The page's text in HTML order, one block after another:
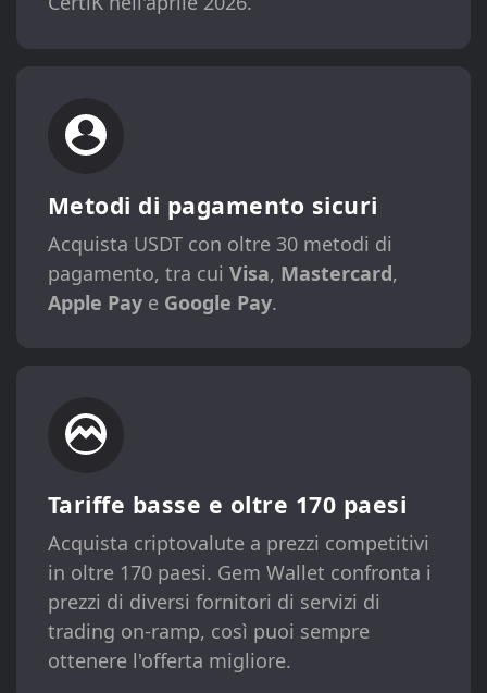
Metodi di pagamento sicuri
Acquista USDT con oltre 30 metodi di
pagamento, tra cui Visa, Mastercard,
Apple Paye Google Pay.
Tariffe basse e oltre 170 paesi
Acquista criptovalute a prezzi competitivi
in ​​oltre 170 paesi. Gem Wallet confronta i
prezzi di diversi fornitori di servizi di
trading on-ramp, così puoi sempre
ottenere l'offerta migliore.